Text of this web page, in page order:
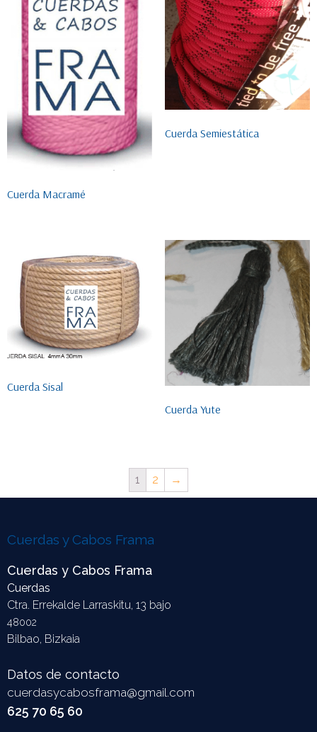
Cuerda Macramé
Cuerda Semiestática
Cuerda Sisal
Cuerda Yute
1 2 →
Cuerdas y Cabos Frama
Cuerdas y Cabos Frama
Cuerdas
Ctra. Errekalde Larraskitu, 13 bajo
48002
Bilbao, Bizkaia
Datos de contacto
cuerdasycabosframa@gmail.com
625 70 65 60